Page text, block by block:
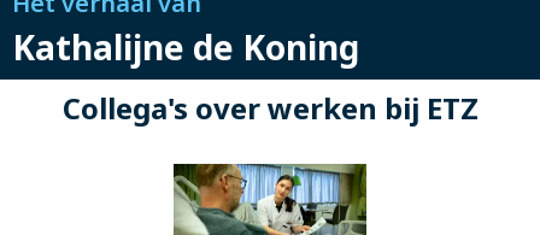
Kathalijne de Koning
Collega's over werken bij ETZ